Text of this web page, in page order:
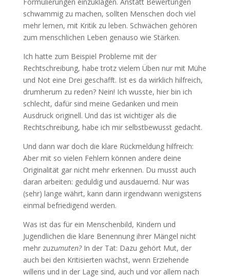
schwammig zu machen, sollten Menschen doch viel
mehr lernen, mit Kritik zu leben. Schwächen gehören
zum menschlichen Leben genauso wie Stärken.
Ich hatte zum Beispiel Probleme mit der
Rechtschreibung, habe trotz vielem Üben nur mit Mühe
und Not eine Drei geschafft. Ist es da wirklich hilfreich,
drumherum zu reden? Nein! Ich wusste, hier bin ich
schlecht, dafür sind meine Gedanken und mein
Ausdruck originell. Und das ist wichtiger als die
Rechtschreibung, habe ich mir selbstbewusst gedacht.
Und dann war doch die klare Rückmeldung hilfreich:
Aber mit so vielen Fehlern können andere deine
Originalität gar nicht mehr erkennen. Du musst auch
daran arbeiten: geduldig und ausdauernd. Nur was
(sehr) lange währt, kann dann irgendwann wenigstens
einmal befriedigend werden.
Was ist das für ein Menschenbild, Kindern und
Jugendlichen die klare Benennung ihrer Mängel nicht
mehr zuzumuten? In der Tat: Dazu gehört Mut, der
auch bei den Kritisierten wächst, wenn Erziehende
willens und in der Lage sind, auch und vor allem nach